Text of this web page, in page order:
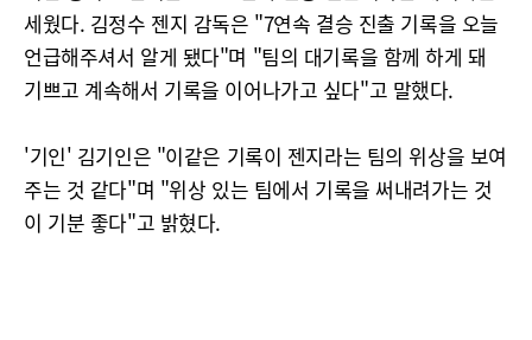
세웠다. 김정수 젠지 감독은 "7연속 결승 진출 기록을 오늘
언급해주셔서 알게 됐다"며 "팀의 대기록을 함께 하게 돼
기쁘고 계속해서 기록을 이어나가고 싶다"고 말했다.
'기인' 김기인은 "이같은 기록이 젠지라는 팀의 위상을 보여
주는 것 같다"며 "위상 있는 팀에서 기록을 써내려가는 것
이 기분 좋다"고 밝혔다.